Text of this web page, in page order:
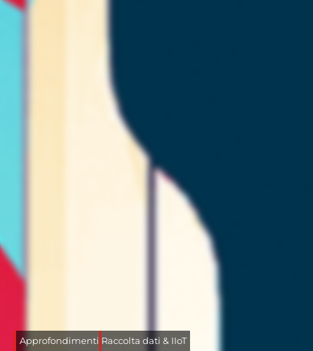
Approfondimenti Raccolta dati & IIoT